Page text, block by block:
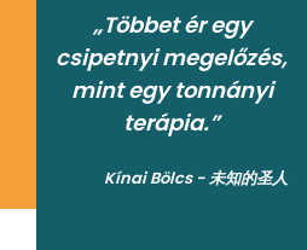
„Többet ér egy
csipetnyi megelőzés,
mint egy tonnányi
terápia.”
Kínai Bölcs - 未知的圣人